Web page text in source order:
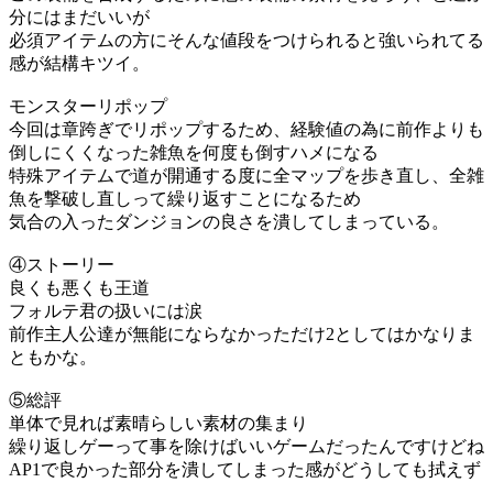
分にはまだいいが
必須アイテムの方にそんな値段をつけられると強いられてる
感が結構キツイ。
モンスターリポップ
今回は章跨ぎでリポップするため、経験値の為に前作よりも
倒しにくくなった雑魚を何度も倒すハメになる
特殊アイテムで道が開通する度に全マップを歩き直し、全雑
魚を撃破し直しって繰り返すことになるため
気合の入ったダンジョンの良さを潰してしまっている。
④ストーリー
良くも悪くも王道
フォルテ君の扱いには涙
前作主人公達が無能にならなかっただけ2としてはかなりま
ともかな。
⑤総評
単体で見れば素晴らしい素材の集まり
繰り返しゲーって事を除けばいいゲームだったんですけどね
AP1で良かった部分を潰してしまった感がどうしても拭えず